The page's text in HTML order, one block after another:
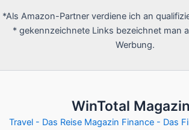
*Als Amazon-Partner verdiene ich an
* gekennzeichnete Links bezeichnet man
Werbung.
WinTotal
Travel - Das Reise Magazin Finance - Das